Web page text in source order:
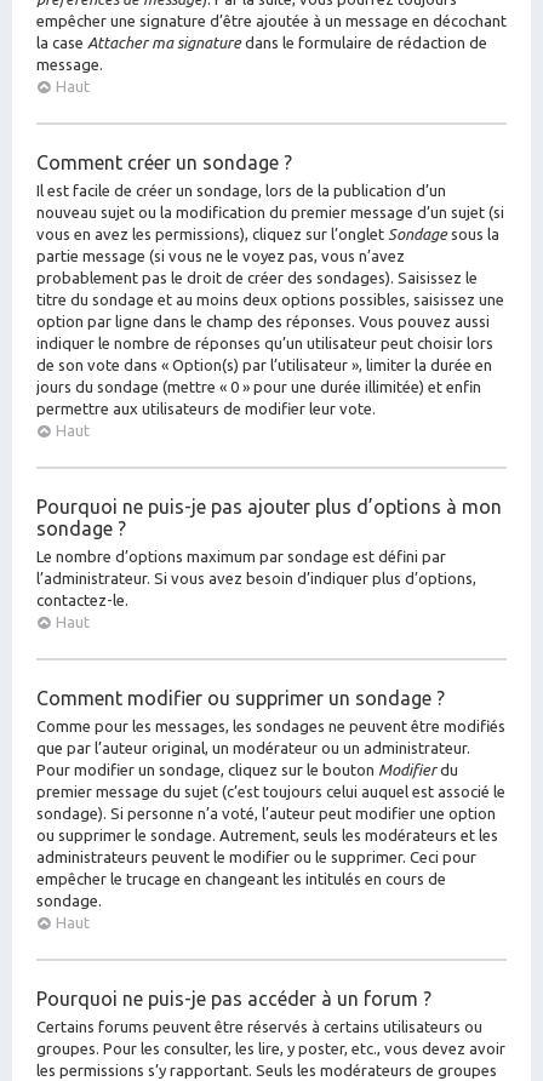
empêcher une signature d’être ajoutée à un message en décochant
la case Attacher ma signaturedans le formulaire de rédaction de
message.
Haut
Comment créer un sondage ?
Il est facile de créer un sondage, lors de la publication d’un
nouveau sujet ou la modification du premier message d’un sujet (si
vous en avez les permissions), cliquez sur l’onglet Sondagesous la
partie message (si vous ne le voyez pas, vous n’avez
probablement pas le droit de créer des sondages). Saisissez le
titre du sondage et au moins deux options possibles, saisissez une
option par ligne dans le champ des réponses. Vous pouvez aussi
indiquer le nombre de réponses qu’un utilisateur peut choisir lors
de son vote dans « Option(s) par l’utilisateur », limiter la durée en
jours du sondage (mettre « 0 » pour une durée illimitée) et enfin
permettre aux utilisateurs de modifier leur vote.
Haut
Pourquoi ne puis-je pas ajouter plus d’options à mon
sondage ?
Le nombre d’options maximum par sondage est défini par
l’administrateur. Si vous avez besoin d’indiquer plus d’options,
contactez-le.
Haut
Comment modifier ou supprimer un sondage ?
Comme pour les messages, les sondages ne peuvent être modifiés
que par l’auteur original, un modérateur ou un administrateur.
Pour modifier un sondage, cliquez sur le bouton Modifierdu
premier message du sujet (c’est toujours celui auquel est associé le
sondage). Si personne n’a voté, l’auteur peut modifier une option
ou supprimer le sondage. Autrement, seuls les modérateurs et les
administrateurs peuvent le modifier ou le supprimer. Ceci pour
empêcher le trucage en changeant les intitulés en cours de
sondage.
Haut
Pourquoi ne puis-je pas accéder à un forum ?
Certains forums peuvent être réservés à certains utilisateurs ou
groupes. Pour les consulter, les lire, y poster, etc., vous devez avoir
les permissions s’y rapportant. Seuls les modérateurs de groupes